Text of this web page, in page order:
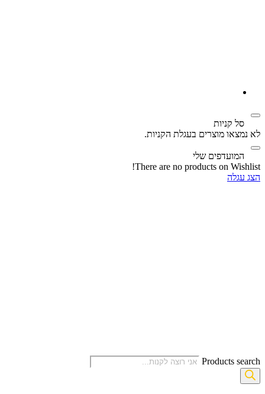
סל קניות‬
לא נמצאו מוצרים בעגלת הקניות.
המועדפים שלי
There are no products on Wishlist!
הצג עגלה
Products search